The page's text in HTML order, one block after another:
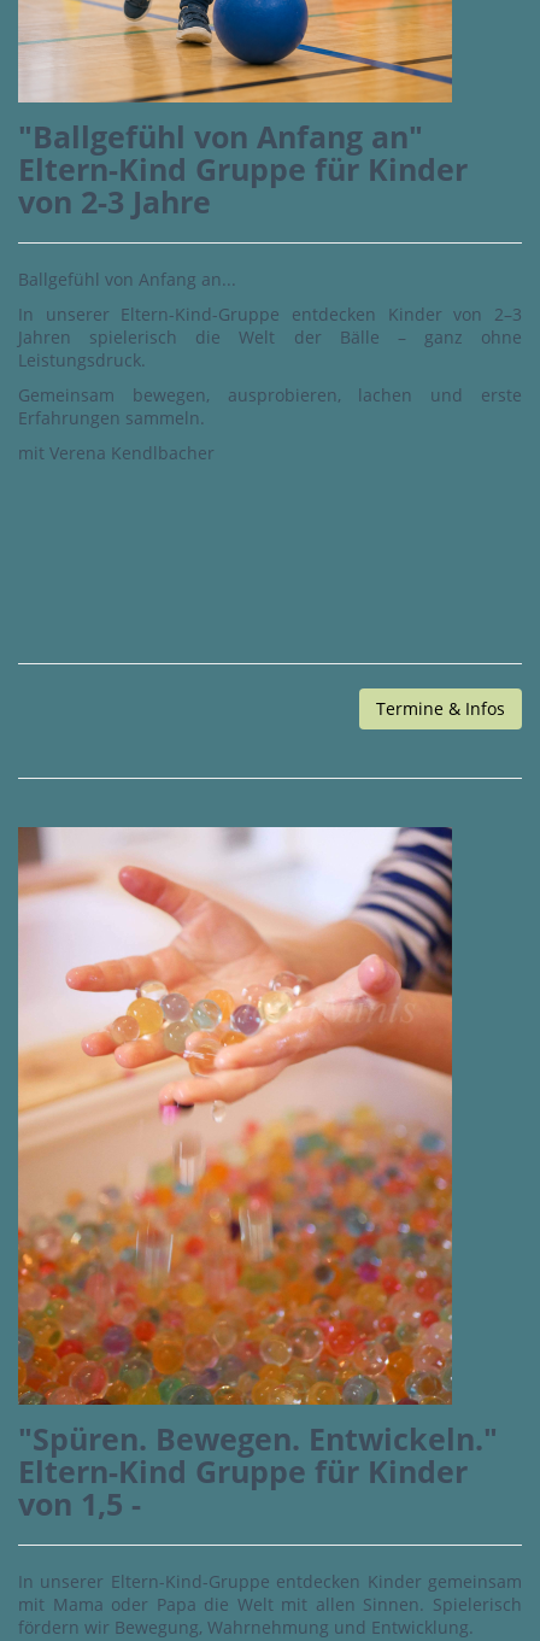
"Ballgefühl von Anfang an"
Eltern-Kind Gruppe für Kinder
von 2-3 Jahre
Ballgefühl von Anfang an...
In unserer Eltern-Kind-Gruppe entdecken Kinder von 2–3
Jahren spielerisch die Welt der Bälle – ganz ohne
Leistungsdruck.
Gemeinsam bewegen, ausprobieren, lachen und erste
Erfahrungen sammeln.
mit Verena Kendlbacher
Termine & Infos
"Spüren. Bewegen. Entwickeln."
Eltern-Kind Gruppe für Kinder
von 1,5 -
In unserer Eltern-Kind-Gruppe entdecken Kinder gemeinsam
mit Mama oder Papa die Welt mit allen Sinnen. Spielerisch
fördern wir Bewegung, Wahrnehmung und Entwicklung.